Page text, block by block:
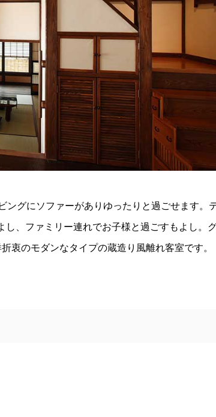
ングにソファーがありゆったりと過ごせます。
、ファミリー連れでお子様と過ごすもよし。
衷のモダンなタイプの蔵造り風離れ客室です。